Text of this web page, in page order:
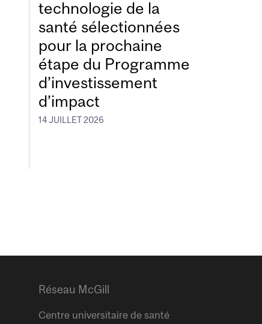
technologie de la
santé sélectionnées
pour la prochaine
étape du Programme
d’investissement
d’impact
14 JUILLET 2026
Réseau McGill
Centre universitaire de santé